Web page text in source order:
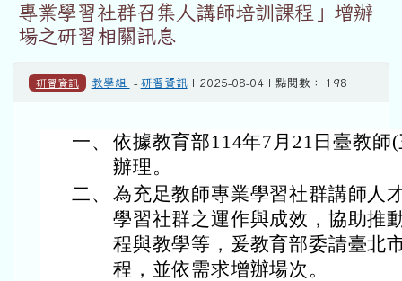
專業學習社群召集人講師培訓課程」增辦
場之研習相關訊息
研習資訊 教學組 - 研習資訊| 2025-08-04 | 點閱數： 198
一、 依據教育部114年7月21日臺教師
辦理。
二、 為充足教師專業學習社群講師人
學習社群之運作與成效，協助推
程與教學等，爰教育部委請臺北
程，並依需求增辦場次。